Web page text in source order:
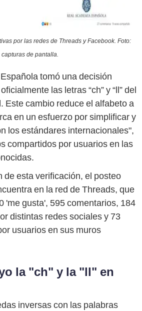
por las redes de Threads y Facebook. Foto:
capturas de pantalla.
tomó una decisión
las letras “ch” y “ll” del
Este cambio reduce el alfabeto a
en un esfuerzo por simplificar y
los estándares internacionales",
compartidos por usuarios en las
de esta verificación, el posteo
en la red de Threads, que
'me gusta', 595 comentarios, 184
distintas redes sociales y 73
usuarios en sus muros
la "ch" y la "ll" en
inversas con las palabras